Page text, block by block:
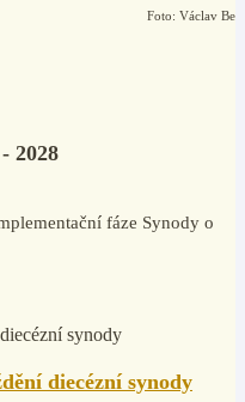
Foto: Václav
2028
fáze Synody o
diecézní synody